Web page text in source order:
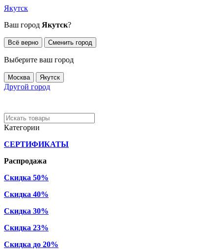
Якутск
Ваш город Якутск?
Всё верно Сменить город
Выберите ваш город
Москва Якутск
Другой город
Категории
СЕРТИФИКАТЫ
Распродажа
Скидка 50%
Скидка 40%
Скидка 30%
Скидка 23%
Скидка до 20%